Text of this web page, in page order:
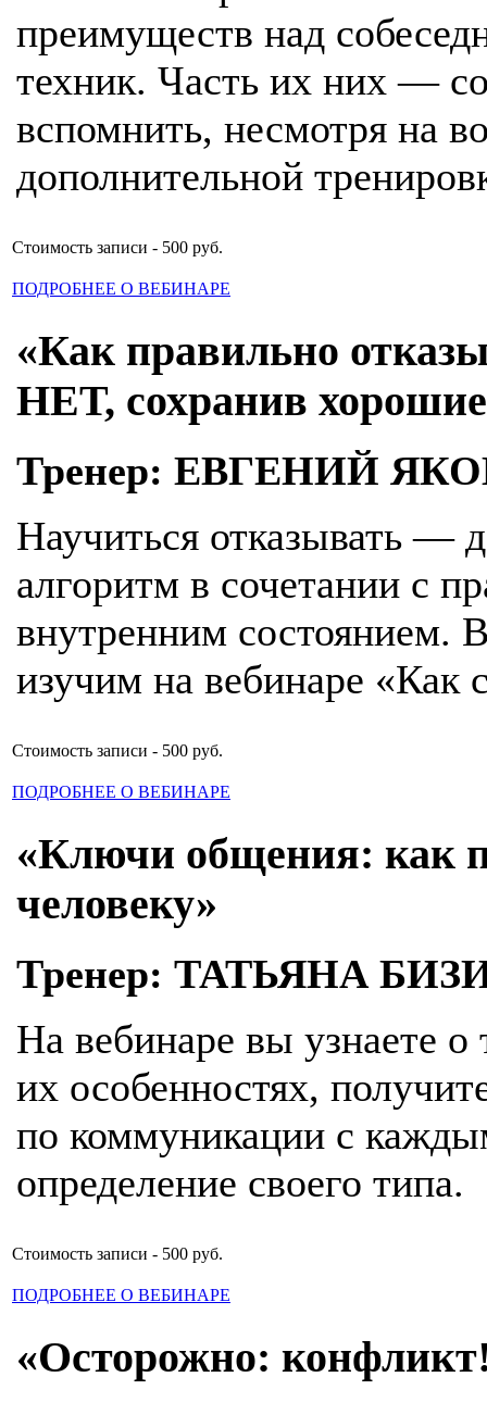
преимуществ над
техник. Часть их них —
вспомнить, несмотря на
дополнительной
Стоимость записи - 500 руб.
ПОДРОБНЕЕ О ВЕБИНАРЕ
«Как правильно
НЕТ, сохранив
Тренер: ЕВГЕНИЙ
Научиться отказывать —
алгоритм в сочетании с
внутренним состоянием.
изучим на вебинаре «Как
Стоимость записи - 500 руб.
ПОДРОБНЕЕ О ВЕБИНАРЕ
«Ключи общения: как
человеку»
Тренер: ТАТЬЯНА
На вебинаре вы узнаете
их особенностях,
по коммуникации с
определение своего типа.
Стоимость записи - 500 руб.
ПОДРОБНЕЕ О ВЕБИНАРЕ
«Осторожно: